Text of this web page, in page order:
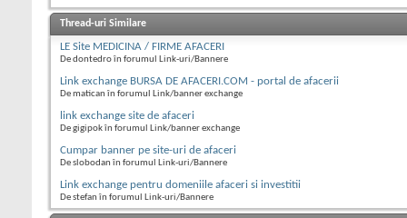
Thread-uri Similare
LE Site MEDICINA / FIRME AFACERI
De dontedro în forumul Link-uri/Bannere
Link exchange BURSA DE AFACERI.COM - portal de afacerii
De matican în forumul Link/banner exchange
link exchange site de afaceri
De gigipok în forumul Link/banner exchange
Cumpar banner pe site-uri de afaceri
De slobodan în forumul Link-uri/Bannere
Link exchange pentru domeniile afaceri si investitii
De stefan în forumul Link-uri/Bannere